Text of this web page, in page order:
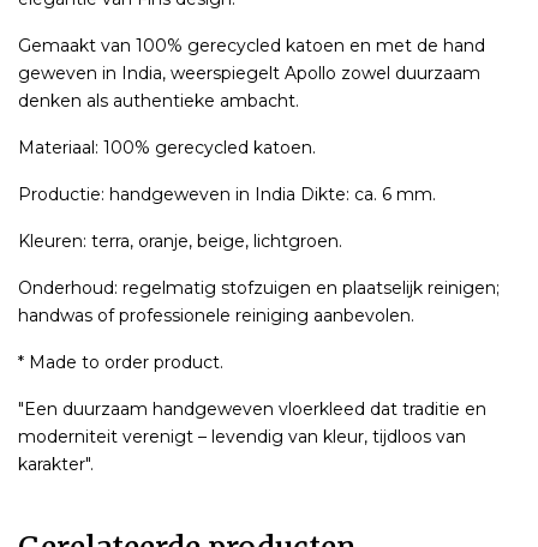
Gemaakt van 100% gerecycled katoen en met de hand
geweven in India, weerspiegelt Apollo zowel duurzaam
denken als authentieke ambacht.
Materiaal: 100% gerecycled katoen.
Productie: handgeweven in India Dikte: ca. 6 mm.
Kleuren: terra, oranje, beige, lichtgroen.
Onderhoud: regelmatig stofzuigen en plaatselijk reinigen;
handwas of professionele reiniging aanbevolen.
* Made to order product.
"Een duurzaam handgeweven vloerkleed dat traditie en
moderniteit verenigt – levendig van kleur, tijdloos van
karakter".